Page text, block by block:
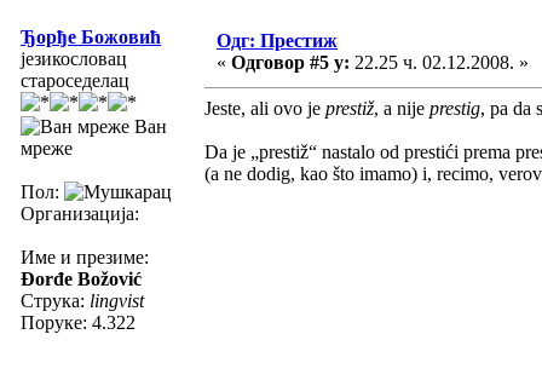
Ђорђе Божовић
језикословац
староседелац
Ван
мреже
Пол:
Организација:
Име и презиме:
Đorđe Božović
Струка: lingvist
Поруке: 4.322
Одг: Престиж
« Одговор #5 у: 22.25 ч. 02.12.2008. »
Jeste, ali ovo je prestiž, a nije prestig, pa da
Da je „prestiž“ nastalo od prestići prema
(a ne dodig, kao što imamo) i, recimo,